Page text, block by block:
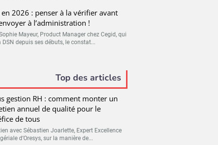
en 2026 : penser à la vérifier avant
à l’administration !
Mayeur, Product Manager chez Cegid, qui
DSN depuis ses débuts, le constat...
Top des articles
gestion RH : comment monter un
annuel de qualité pour le
de tous
avec Sébastien Joarlette, Expert Excellence
d’Oresys, sur la manière de...